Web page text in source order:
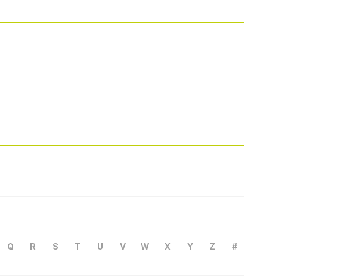
Q R S T U V W X Y Z #